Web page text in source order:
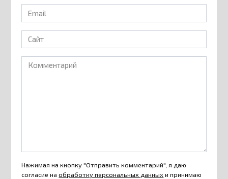
Email
*
Сайт
Комментарий
Нажимая на кнопку "Отправить комментарий", я даю
согласие наобработку персональных данных и принимаю